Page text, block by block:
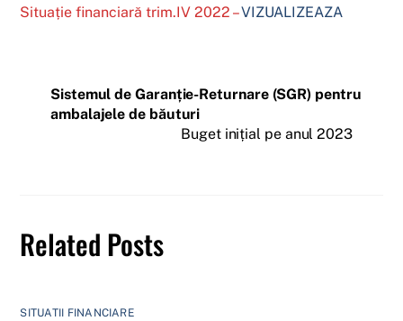
Situație financiară trim.IV 2022 –VIZUALIZEAZA
Sistemul de Garanție-Returnare (SGR) pentru
ambalajele de băuturi
Buget inițial pe anul 2023
Related Posts
SITUATII FINANCIARE